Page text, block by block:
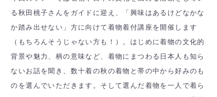
る秋田桃子さんをガイドに迎え、「興味はあるけどなかな
か踏み出せない」方に向けて着物着付講座を開催します
（もちろんそうじゃない方も！）。はじめに着物の文化的
背景や魅力、柄の意味など、着物にまつわる日本人も知ら
ないお話を聞き、数十着の秋の着物と帯の中から好みのも
のを選んでいただきます。そして選んだ着物を一人で着ら